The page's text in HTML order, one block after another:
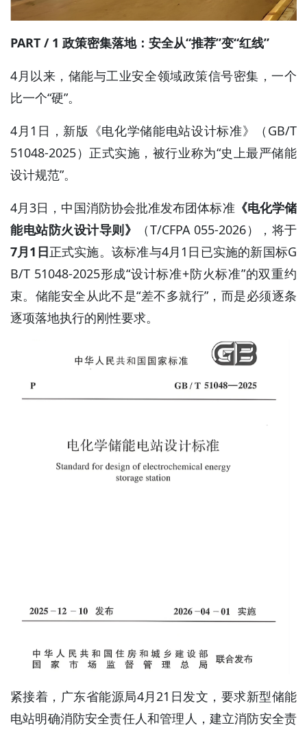
PART / 1 政策密集落地：安全从“推荐”变“红线”
4月以来，储能与工业安全领域政策信号密集，一个
比一个“硬”。
4月1日，新版《电化学储能电站设计标准》（GB/T
51048-2025）正式实施，被行业称为“史上最严储能
设计规范”。
4月3日，中国消防协会批准发布团体标准《电化学储
能电站防火设计导则》
（T/CFPA 055-2026），将于
7月1日正式实施。该标准与4月1日已实施的新国标G
B/T 51048-2025形成“设计标准+防火标准”的双重约
束。储能安全从此不是“差不多就行”，而是必须逐条
逐项落地执行的刚性要求。
紧接着，广东省能源局4月21日发文，要求新型储能
电站明确消防安全责任人和管理人，建立消防安全责